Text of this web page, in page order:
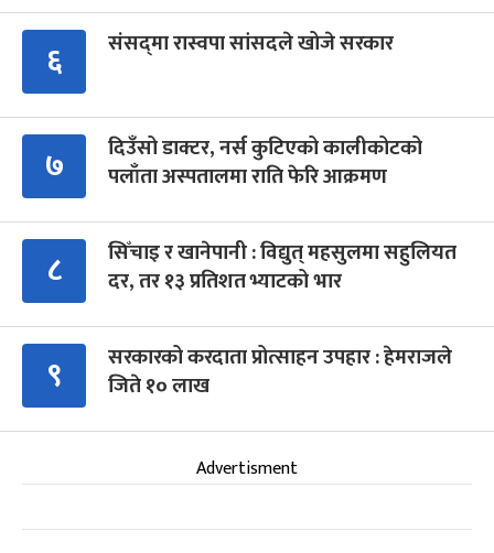
६ संसद्‍मा रास्वपा सांसदले खोजे सरकार
७
दिउँसो डाक्टर, नर्स कुटिएको कालीकोटको
पलाँता अस्पतालमा राति फेरि आक्रमण
८
सिँचाइ र खानेपानी : विद्युत् महसुलमा सहुलियत
दर, तर १३ प्रतिशत भ्याटको भार
९
सरकारको करदाता प्रोत्साहन उपहार : हेमराजले
जिते १० लाख
Advertisment